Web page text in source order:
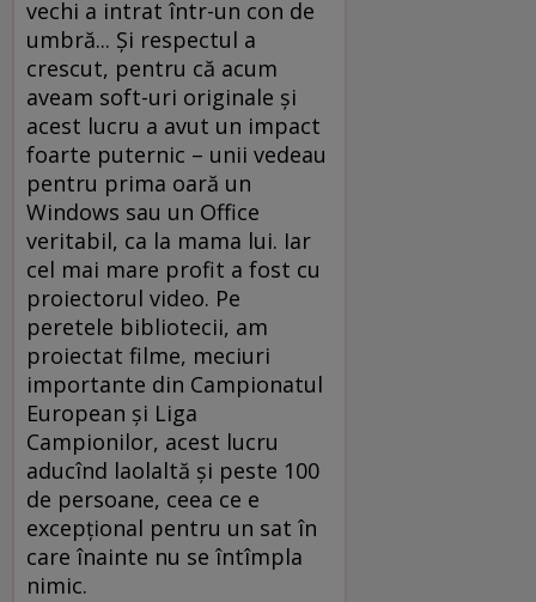
vechi a intrat într-un con de
umbră... Şi respectul a
crescut, pentru că acum
aveam soft-uri originale şi
acest lucru a avut un impact
foarte puternic – unii vedeau
pentru prima oară un
Windows sau un Office
veritabil, ca la mama lui. Iar
cel mai mare profit a fost cu
proiectorul video. Pe
peretele bibliotecii, am
proiectat filme, meciuri
importante din Campionatul
European şi Liga
Campionilor, acest lucru
aducînd laolaltă şi peste 100
de persoane, ceea ce e
excepţional pentru un sat în
care înainte nu se întîmpla
nimic.